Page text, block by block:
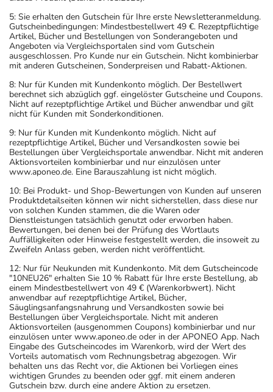
5: Sie erhalten den Gutschein für Ihre erste Newsletteranmeldung.
Gutscheinbedingungen: Mindestbestellwert 49 €. Rezeptpflichtige
Artikel, Bücher und Bestellungen von Sonderangeboten und
Angeboten via Vergleichsportalen sind vom Gutschein
ausgeschlossen. Pro Kunde nur ein Gutschein. Nicht kombinierbar
mit anderen Gutscheinen, Sonderpreisen und Rabatt-Aktionen.
8: Nur für Kunden mit Kundenkonto möglich. Der Bestellwert
berechnet sich abzüglich ggf. eingelöster Gutscheine und Coupons.
Nicht auf rezeptpflichtige Artikel und Bücher anwendbar und gilt
nicht für Kunden mit Sonderkonditionen.
9: Nur für Kunden mit Kundenkonto möglich. Nicht auf
rezeptpflichtige Artikel, Bücher und Versandkosten sowie bei
Bestellungen über Vergleichsportale anwendbar. Nicht mit anderen
Aktionsvorteilen kombinierbar und nur einzulösen unter
www.aponeo.de. Eine Barauszahlung ist nicht möglich.
10: Bei Produkt- und Shop-Bewertungen von Kunden auf unseren
Produktdetailseiten können wir nicht sicherstellen, dass diese nur
von solchen Kunden stammen, die die Waren oder
Dienstleistungen tatsächlich genutzt oder erworben haben.
Bewertungen, bei denen bei der Prüfung des Wortlauts
Auffälligkeiten oder Hinweise festgestellt werden, die insoweit zu
Zweifeln Anlass geben, werden nicht veröffentlicht.
12: Nur für Neukunden mit Kundenkonto. Mit dem Gutscheincode
"10NEU26" erhalten Sie 10 % Rabatt für Ihre erste Bestellung, ab
einem Mindestbestellwert von 49 € (Warenkorbwert). Nicht
anwendbar auf rezeptpflichtige Artikel, Bücher,
Säuglingsanfangsnahrung und Versandkosten sowie bei
Bestellungen über Vergleichsportale. Nicht mit anderen
Aktionsvorteilen (ausgenommen Coupons) kombinierbar und nur
einzulösen unter www.aponeo.de oder in der APONEO App. Nach
Eingabe des Gutscheincodes im Warenkorb, wird der Wert des
Vorteils automatisch vom Rechnungsbetrag abgezogen. Wir
behalten uns das Recht vor, die Aktionen bei Vorliegen eines
wichtigen Grundes zu beenden oder ggf. mit einem anderen
Gutschein bzw. durch eine andere Aktion zu ersetzen.